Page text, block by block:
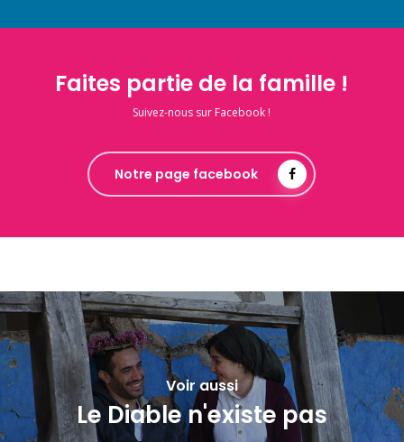
Faites partie de la famille !
Suivez-nous sur Facebook !
Notre page facebook
Voir aussi
Le Diable n'existe pas